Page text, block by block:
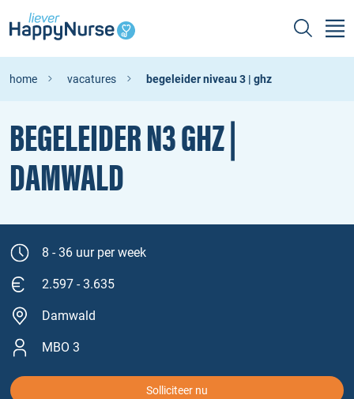
home vacatures begeleider niveau 3 | ghz
BEGELEIDER N3 GHZ |
DAMWALD
8 - 36 uur per week
2.597 - 3.635
Damwald
MBO 3
Solliciteer nu